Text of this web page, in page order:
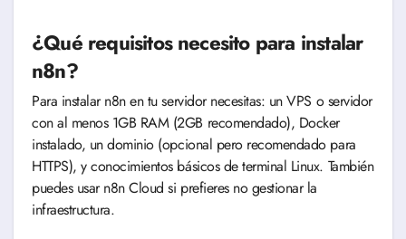
¿Qué requisitos necesito para instalar
n8n?
Para instalar n8n en tu servidor necesitas: un VPS o servidor
con al menos 1GB RAM (2GB recomendado), Docker
instalado, un dominio (opcional pero recomendado para
HTTPS), y conocimientos básicos de terminal Linux. También
puedes usar n8n Cloud si prefieres no gestionar la
infraestructura.